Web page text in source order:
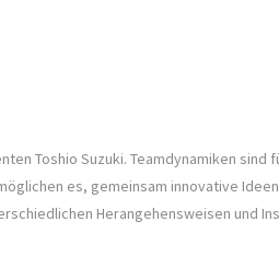
Toshio Suzuki. Teamdynamiken
es, gemeinsam innovative
Herangehensweisen und